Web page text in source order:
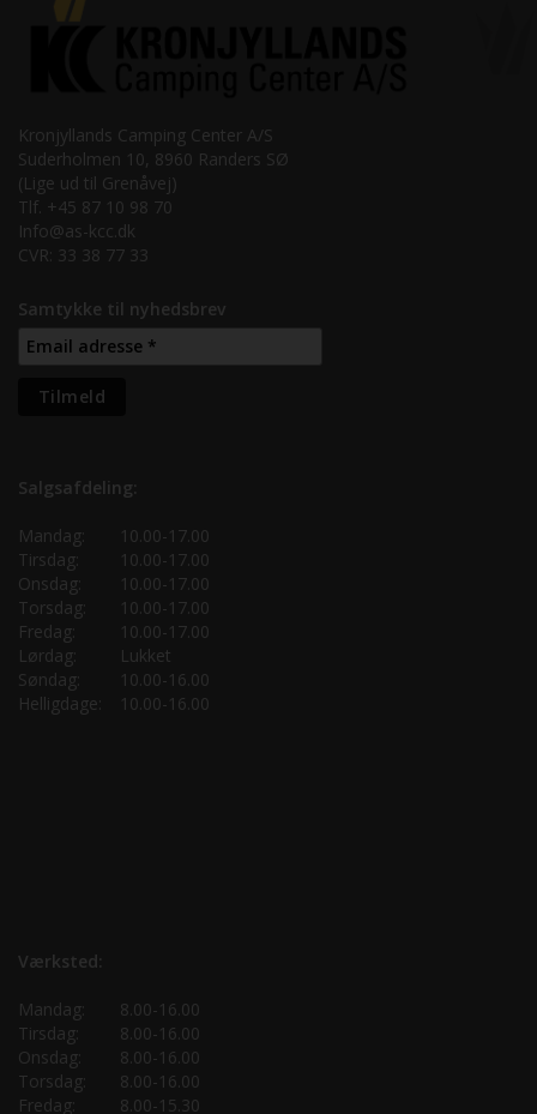
Kronjyllands Camping Center A/S
Suderholmen 10, 8960 Randers SØ
(Lige ud til Grenåvej)
Tlf. +45 87 10 98 70
Info@as-kcc.dk
CVR: 33 38 77 33
Samtykke til nyhedsbrev
Salgsafdeling:
Mandag:
10.00-17.00
Tirsdag:
10.00-17.00
Onsdag:
10.00-17.00
Torsdag:
10.00-17.00
Fredag:
10.00-17.00
Lørdag:
Lukket
Søndag:
10.00-16.00
Helligdage:
10.00-16.00
Værksted:
Mandag:
8.00-16.00
Tirsdag:
8.00-16.00
Onsdag:
8.00-16.00
Torsdag:
8.00-16.00
Fredag:
8.00-15.30